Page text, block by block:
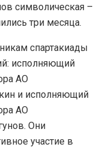
символическая –
три месяца.
спартакиады
исполняющий
АО
и исполняющий
АО
Они
участие в